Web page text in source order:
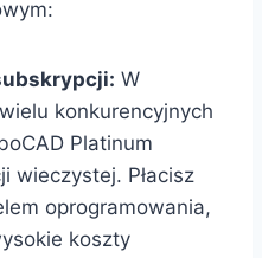
W
konkurencyjnych
Platinum
wieczystej. Płacisz
oprogramowania,
koszty